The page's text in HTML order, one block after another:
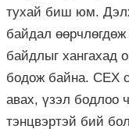
тухай биш юм.
байдал
байдлыг хангахад
бодож байна. СЕХ
авах, үзэл бодлоо
тэнцвэртэй бий